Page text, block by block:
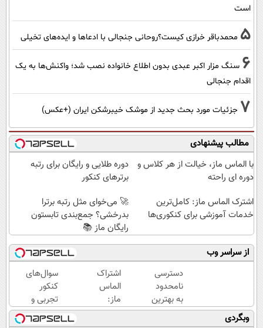
است
5 محمدباقر خرازی کیست؟روحانی جنجالی با ادعاها و ایده‌های تخیلی
6 سنگ مزار اکبر عبدی بدون اطلاع خانواده نصب شد؛ واکنش‌ها به یک
اقدام جنجالی
7 جزئیات مورد بحث جدید از موشک خیبرشکن ایران (+عکس)
مطالب پیشنهادی
با الماس ماز، خیالت از هر کلاس و
دوره ای راحته
دوره طلایی و رایگان برای رتبه
برترهای کنکور
اشترک الماس ماز: کامل‌ترین
خدمات آموزشی برای کنکوری‌ها
🚀 می‌خوای مثل رتبه برترا
بدرخشی؟ جمع‌بندی تابستون
رایگان ماز 📚
از سراسر وب
دسترسی
نامحدود
به بهترین
آموزش‌ها
اشتراک
الماس
ماز:
موفقیت
سوال‌های
کنکور
تجربی و
ریاضی در
وبگردی